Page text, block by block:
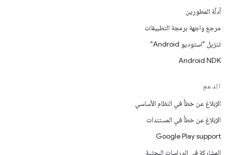
أدلّة المطورين
مرجع واجهة برمجة التطبيقات
تنزيل "استوديو Android"
Android NDK
الدعم
الإبلاغ عن خطأ في النظام الأساسي
الإبلاغ عن خطأ في المستندات
Google Play support
المشاركة في الدراسات البحثية